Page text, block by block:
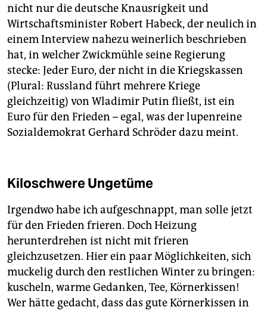
nicht nur die deutsche Knausrigkeit und
Wirtschaftsminister Robert Habeck, der neulich in
einem Interview nahezu weinerlich beschrieben
hat, in welcher Zwickmühle seine Regierung
stecke: Jeder Euro, der nicht in die Kriegskassen
(Plural: Russland führt mehrere Kriege
gleichzeitig) von Wladimir Putin fließt, ist ein
Euro für den Frieden – egal, was der lupenreine
Sozialdemokrat Gerhard Schröder dazu meint.
Kiloschwere Ungetüme
Irgendwo habe ich aufgeschnappt, man solle jetzt
für den Frieden frieren. Doch Heizung
herunterdrehen ist nicht mit frieren
gleichzusetzen. Hier ein paar Möglichkeiten, sich
muckelig durch den restlichen Winter zu bringen:
kuscheln, warme Gedanken, Tee, Körnerkissen!
Wer hätte gedacht, dass das gute Körnerkissen in